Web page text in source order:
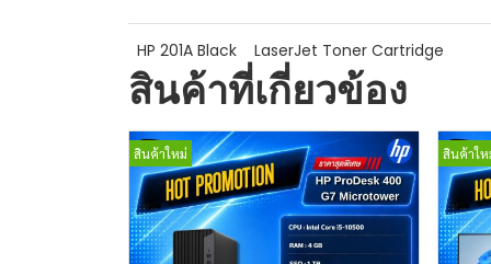
HP 201A Black LaserJet Toner Cartridge
สินค้าที่เกี่ยวข้อง
สินค้าใหม่ สินค้าให